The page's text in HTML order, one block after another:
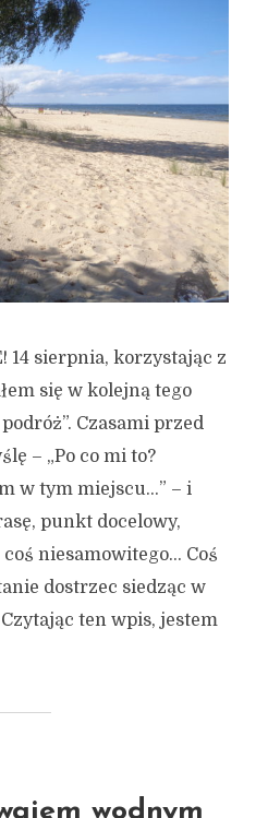
14 sierpnia, korzystając z
się w kolejną tego
Czasami przed
– „Po co mi to?
w tym miejscu…” – i
punkt docelowy,
niesamowitego… Coś
dostrzec siedząc w
ten wpis, jestem
wodnym